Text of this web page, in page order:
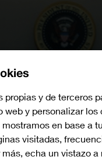
propias y de terceros
web y personalizar los
en base a
visitadas,
echa un vistazo a